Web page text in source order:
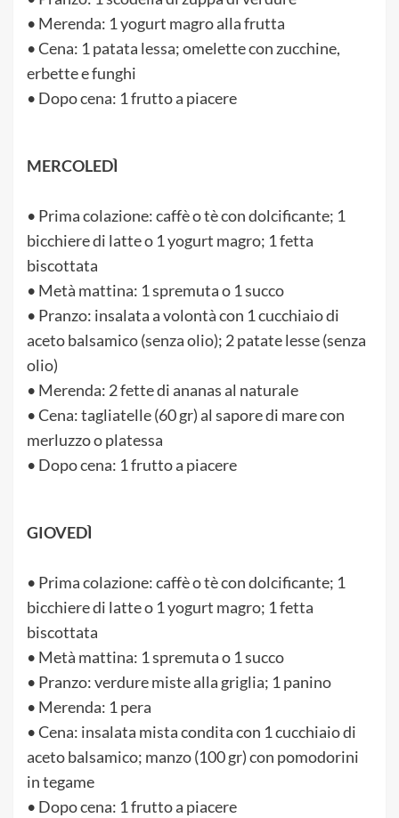
• Merenda: 1 yogurt magro alla frutta
• Cena: 1 patata lessa; omelette con zucchine,
erbette e funghi
• Dopo cena: 1 frutto a piacere
MERCOLEDÌ
• Prima colazione: caffè o tè con dolcificante; 1
bicchiere di latte o 1 yogurt magro; 1 fetta
biscottata
• Metà mattina: 1 spremuta o 1 succo
• Pranzo: insalata a volontà con 1 cucchiaio di
aceto balsamico (senza olio); 2 patate lesse (senza
olio)
• Merenda: 2 fette di ananas al naturale
• Cena: tagliatelle (60 gr) al sapore di mare con
merluzzo o platessa
• Dopo cena: 1 frutto a piacere
GIOVEDÌ
• Prima colazione: caffè o tè con dolcificante; 1
bicchiere di latte o 1 yogurt magro; 1 fetta
biscottata
• Metà mattina: 1 spremuta o 1 succo
• Pranzo: verdure miste alla griglia; 1 panino
• Merenda: 1 pera
• Cena: insalata mista condita con 1 cucchiaio di
aceto balsamico; manzo (100 gr) con pomodorini
in tegame
• Dopo cena: 1 frutto a piacere